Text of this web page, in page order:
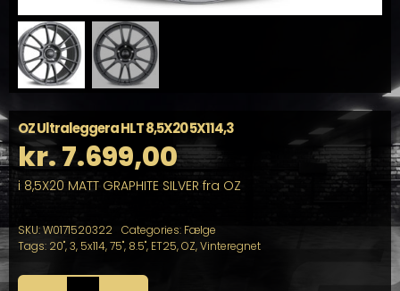
OZ Ultraleggera HLT 8,5X20 5X114,3
kr.7.699,00
i 8,5X20 MATT GRAPHITE SILVER fra OZ
SKU:W0171520322 Categories: Fælge
Tags: 20",3, 5x114,75", 8.5", ET25,OZ,Vinteregnet